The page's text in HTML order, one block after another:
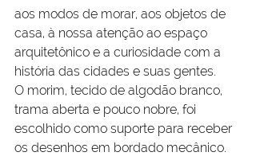
aos modos de morar, aos objetos de
casa, à nossa atenção ao espaço
arquitetônico e a curiosidade com a
história das cidades e suas gentes.
O morim, tecido de algodão branco,
trama aberta e pouco nobre, foi
escolhido como suporte para receber
os desenhos em bordado mecânico.